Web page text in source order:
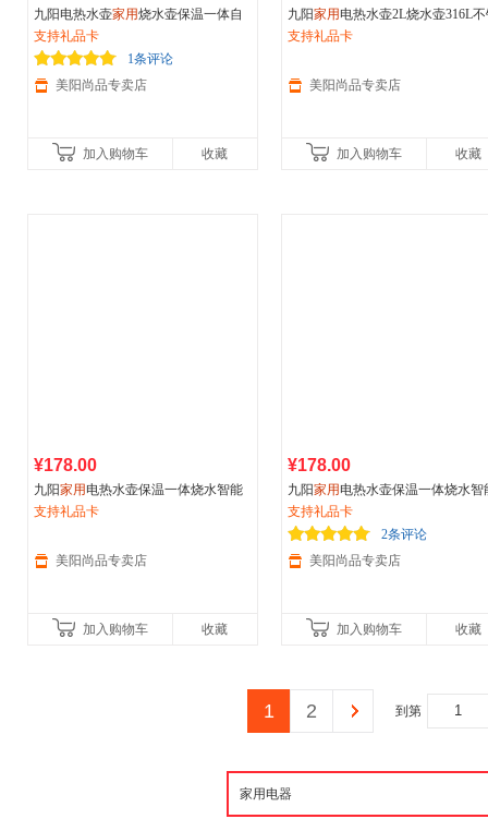
九阳电热水壶家用烧水壶保温一体自
动断电热水壶不锈钢恒温电水壶
支持礼品卡
1条评论
美阳尚品专卖店
加入购物车 收藏
九阳家用 电热水壶2L烧水壶316L
钢保温一体自动断电宿舍开水壶
支持礼品卡
美阳尚品专卖店
加入购物车 收藏
¥178.00
九阳家用 电热水壶保温一体烧水智能
全自动不锈钢新款电水壶
支持礼品卡
美阳尚品专卖店
加入购物车 收藏
¥178.00
九阳家用 电热水壶保温一体烧水智
全自动不锈钢电水壶
支持礼品卡
2条评论
美阳尚品专卖店
加入购物车 收藏
1 2 到第